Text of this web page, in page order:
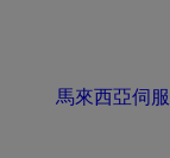
馬來西亞伺